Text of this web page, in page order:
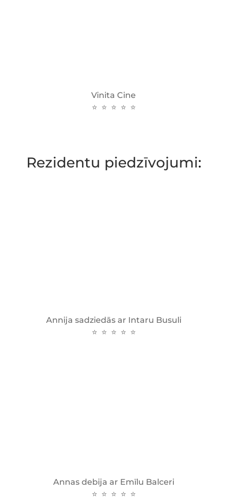
Vinita Cine
⭐ ⭐ ⭐ ⭐ ⭐
Rezidentu piedzīvojumi:
Annija sadziedās ar Intaru Busuli
⭐ ⭐ ⭐ ⭐ ⭐
Annas debija ar Emīlu Balceri
⭐ ⭐ ⭐ ⭐ ⭐